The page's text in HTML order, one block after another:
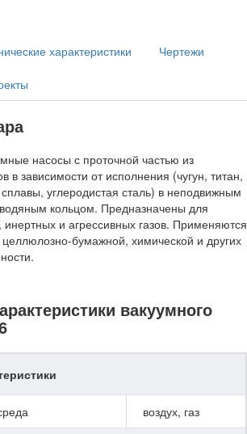
характеристики Чертежи
насосы с проточной частью из
в зависимости от исполнения (чугун, титан,
углеродистая сталь) в неподвижным
кольцом. Предназначены для
инертных и агрессивных газов. Применяются
бумажной, химической и других
вакуумного
воздух, газ